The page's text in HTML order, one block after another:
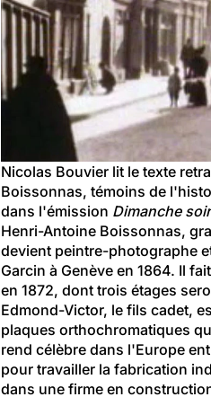
Nicolas Bouvier lit le texte
Boissonnas, témoins de
dans l'émission Dimanche soir
Henri-Antoine Boissonnas,
devient peintre-photographe
Garcin à Genève en 1864. Il
en 1872, dont trois étages
Edmond-Victor, le fils cadet,
plaques orthochromatiques
rend célèbre dans l'Europe
pour travailler la fabrication
dans une firme en